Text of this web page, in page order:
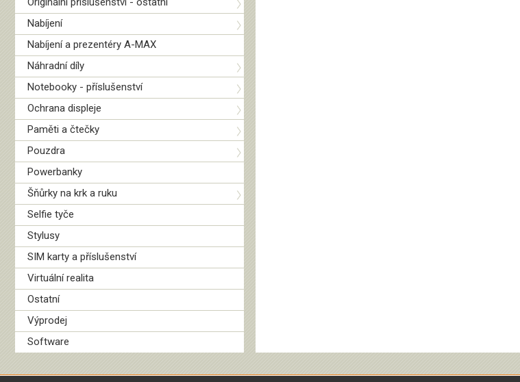
Nabíjení
Nabíjení a prezentéry A-MAX
Náhradní díly
Notebooky - příslušenství
Ochrana displeje
Paměti a čtečky
Pouzdra
Powerbanky
Šňůrky na krk a ruku
Selfie tyče
Stylusy
SIM karty a příslušenství
Virtuální realita
Ostatní
Výprodej
Software